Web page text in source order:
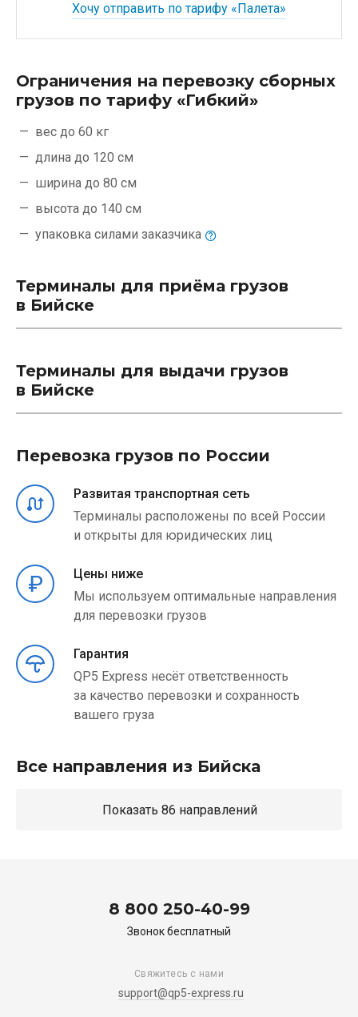
Хочу отправить по тарифу «Палета»
Ограничения на перевозку сборных
грузов по тарифу «Гибкий»
вес до 60 кг
длина до 120 см
ширина до 80 см
высота до 140 см
упаковка силами заказчика
Терминалы для приёма грузов
в Бийске
Терминалы для выдачи грузов
в Бийске
Перевозка грузов по России
Развитая транспортная сеть
Терминалы расположены по всей России
и открыты для юридических лиц
Цены ниже
Мы используем оптимальные направления
для перевозки грузов
Гарантия
QP5 Express несёт ответственность
за качество перевозки и сохранность
вашего груза
Все направления из Бийска
Показать 86 направлений
8 800 250-40-99
Звонок бесплатный
Свяжитесь с нами
support@qp5-express.ru